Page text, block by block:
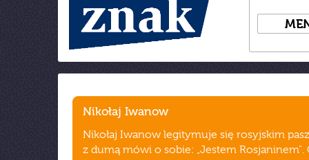
Nikołaj Iwanow
Nikołaj Iwanow legitymuje się rosyjskim
z dumą mówi o sobie: „Jestem Rosjaninem".